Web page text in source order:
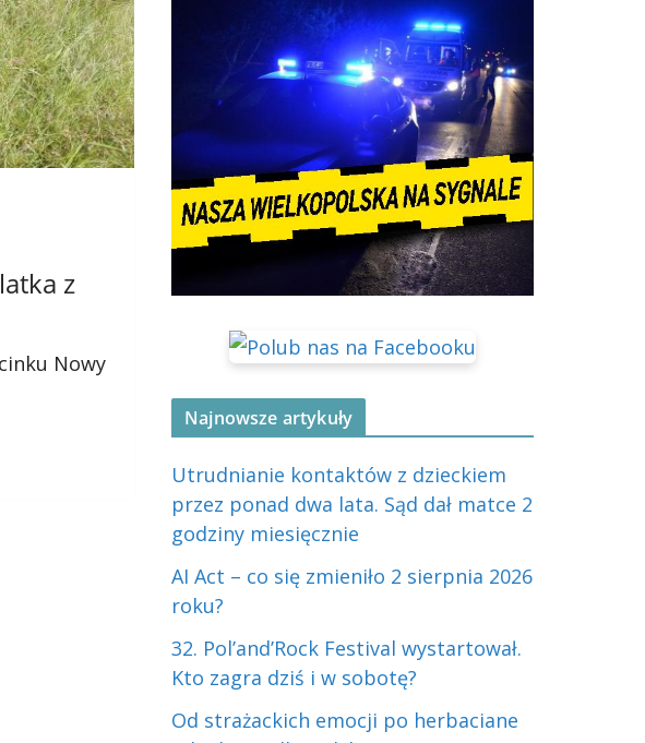
z
Nowy
Najnowsze artykuły
Utrudnianie kontaktów z dzieckiem
przez ponad dwa lata. Sąd dał matce 2
godziny miesięcznie
AI Act – co się zmieniło 2 sierpnia 2026
roku?
32. Pol’and’Rock Festival wystartował.
Kto zagra dziś i w sobotę?
Od strażackich emocji po herbaciane